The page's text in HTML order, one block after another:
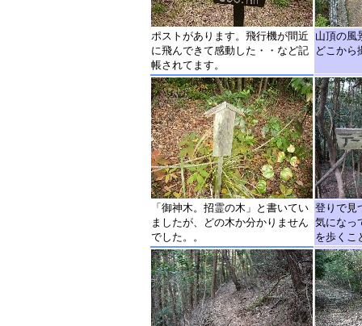
ポストがあります。飛行機が間近
に飛んできて感動した・・など記
帳されてます。
山頂の風
どこから
「御神木。招霊の木」と書いてい
ましたが、どの木か分かりません
でした。。
登りで見
気になっ
を歩くこ